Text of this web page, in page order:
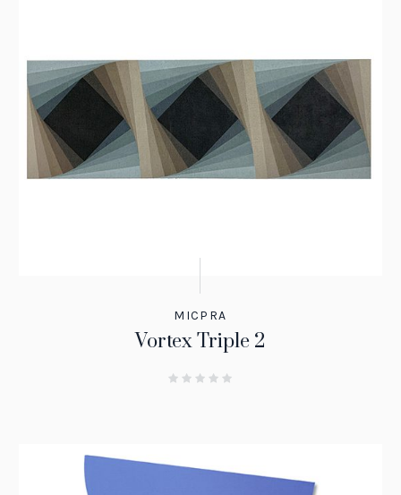
MICPRA
Vortex Triple 2